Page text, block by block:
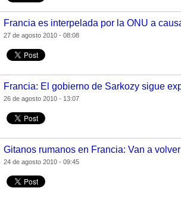
Francia es interpelada por la ONU a
27 de agosto 2010 - 08:08
Francia: El gobierno de Sarkozy sigue
26 de agosto 2010 - 13:07
Gitanos rumanos en Francia: Van a volver
24 de agosto 2010 - 09:45